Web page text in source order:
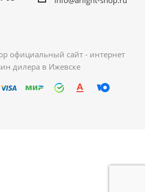
официальный сайт - интернет
дилера в Ижевске